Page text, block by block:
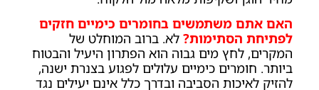
האם אתם משתמשים בחומרים כימיים חזקים
לפתיחת הסתימות?לא. ברוב המוחלט של
המקרים, לחץ מים גבוה הוא הפתרון היעיל והבטוח
ביותר. חומרים כימיים עלולים לפגוע בצנרת ישנה,
להזיק לאיכות הסביבה ובדרך כלל אינם יעילים נגד